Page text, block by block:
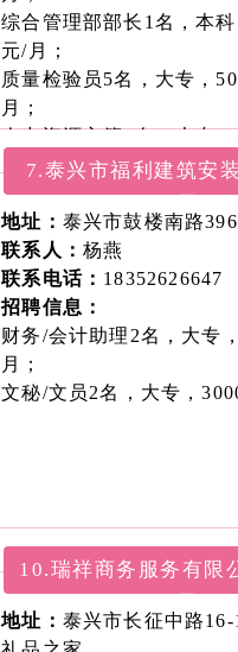
综合管理部部长1名，本
元/月；
质量检验员5名，大专，
月；
人力资源主管2名，大专
月。7.泰兴市福利建筑安
地址： 泰兴市鼓楼南路
联系人： 杨燕
联系电话： 18352626647
招聘信息：
财务/会计助理2名，大专
月；
文秘/文员2名，大专，
10.瑞祥商务服务有限
地址： 泰兴市长征中路